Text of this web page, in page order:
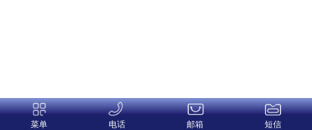
菜单 电话 邮箱 短信